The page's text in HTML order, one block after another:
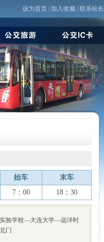
设为首页| 加入收藏| 联系站长
始车
末车
7：00 18：30
验学校—大连大学—远洋时
门